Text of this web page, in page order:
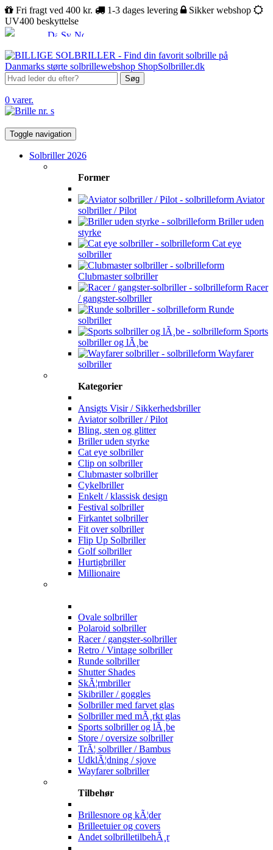
Fri fragt ved 400 kr. 1-3 dages levering
Sikker webshop
UV400 beskyttelse
Søg
0 varer.
Toggle navigation
Solbriller 2026
Former
Aviator
solbriller / Pilot
Briller uden
styrke
Cat eye
solbriller
Clubmaster solbriller
Racer
/ gangster-solbriller
Runde
solbriller
Sports
solbriller og lÃ¸be
Wayfarer
solbriller
Kategorier
Ansigts Visir / Sikkerhedsbriller
Aviator solbriller / Pilot
Bling, sten og glitter
Briller uden styrke
Cat eye solbriller
Clip on solbriller
Clubmaster solbriller
Cykelbriller
Enkelt / klassisk design
Festival solbriller
Firkantet solbriller
Fit over solbriller
Flip Up Solbriller
Golf solbriller
Hurtigbriller
Millionaire
Ovale solbriller
Polaroid solbriller
Racer / gangster-solbriller
Retro / Vintage solbriller
Runde solbriller
Shutter Shades
SkÃ¦rmbriller
Skibriller / goggles
Solbriller med farvet glas
Solbriller med mÃ¸rkt glas
Sports solbriller og lÃ¸be
Store / oversize solbriller
TrÃ¦ solbriller / Bambus
UdklÃ¦dning / sjove
Wayfarer solbriller
Tilbehør
Brillesnore og kÃ¦der
Brilleetuier og covers
Andet solbrilletilbehÃ¸r